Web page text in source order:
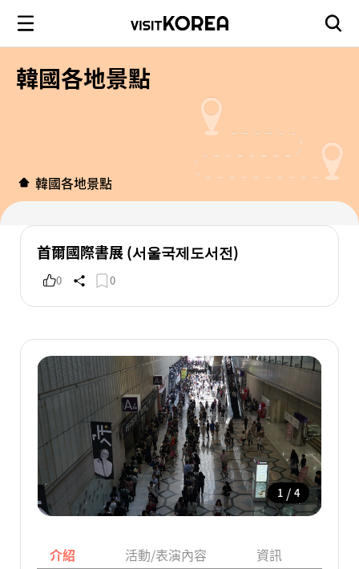
韓國各地景點
韓國各地景點
首爾國際書展 (서울국제도서전)
0 0
1 / 4
介紹 活動/表演內容 資訊